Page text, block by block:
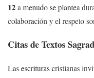
12a menudo se plantea
colaboración y el respeto
Citas de Textos
Las escrituras cristianas